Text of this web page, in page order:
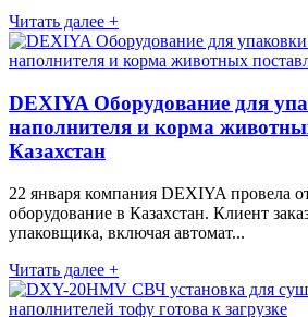
Читать далее +
DEXIYA Оборудование для
наполнителя и корма
Казахстан
22 января компания DEXIYA провела
оборудование в Казахстан. Клиент
упаковщика, включая автомат...
Читать далее +